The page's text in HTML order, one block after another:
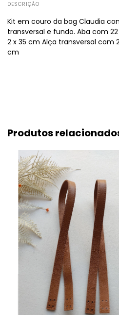
DESCRIÇÃO
Kit em couro da bag Claudia
transversal e fundo. Aba com
2 x 35 cm Alça transversal com
cm
Produtos